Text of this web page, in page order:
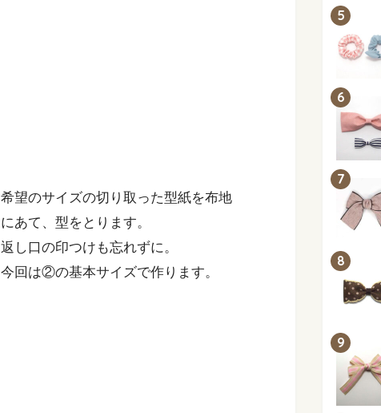
希望のサイズの切り取った型紙を布地
にあて、型をとります。
返し口の印つけも忘れずに。
今回は②の基本サイズで作ります。
5
6
7
8
9